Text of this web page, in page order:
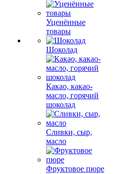
Уценённые
товары
Шоколад
Какао, какао-
масло, горячий
шоколад
Сливки, сыр,
масло
Фруктовое пюре